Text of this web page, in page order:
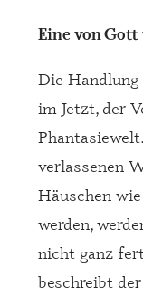
Eine von
Die Handlung
im Jetzt, der
verlassenen
Häuschen
werden,
nicht ganz
beschreibt